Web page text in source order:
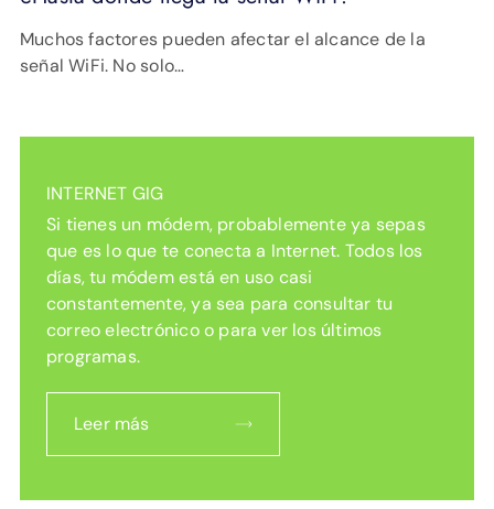
Muchos factores pueden afectar el alcance de la
señal WiFi. No solo…
INTERNET GIG
Si tienes un módem, probablemente ya sepas
que es lo que te conecta a Internet. Todos los
días, tu módem está en uso casi
constantemente, ya sea para consultar tu
correo electrónico o para ver los últimos
programas.
Leer más